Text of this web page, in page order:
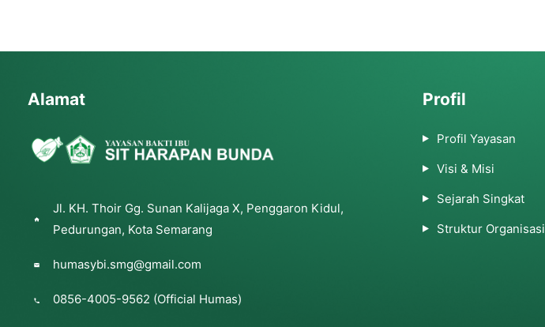
Alamat
Jl. KH. Thoir Gg. Sunan Kalijaga X, Penggaron Kidul,
Pedurungan, Kota Semarang
humasybi.smg@gmail.com
0856-4005-9562 (Official Humas)
Profil
Profil Yayasan
Visi & Misi
Sejarah Singkat
Struktur Organisasi